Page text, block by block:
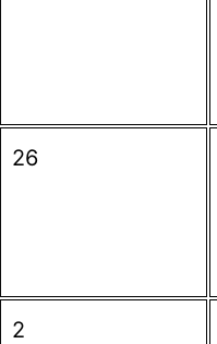
26
2